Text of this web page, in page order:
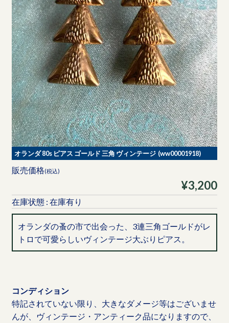
オランダ 80s ピアス ゴールド 三角 ヴィンテージ (ww00001918)
販売価格(税込)
¥3,200
在庫状態 : 在庫有り
オランダの蚤の市で出会った、3連三角ゴールドがレ
トロで可愛らしいヴィンテージ大ぶりピアス。
コンディション
特記されていない限り、大きなダメージ等はございませ
んが、ヴィンテージ・アンティーク品になりますので、